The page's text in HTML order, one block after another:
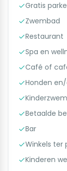
Gratis
Zwembad
Restaurant
Spa en
Café of
Honden
Betaalde
Bar
Winkels ter
Kinderen